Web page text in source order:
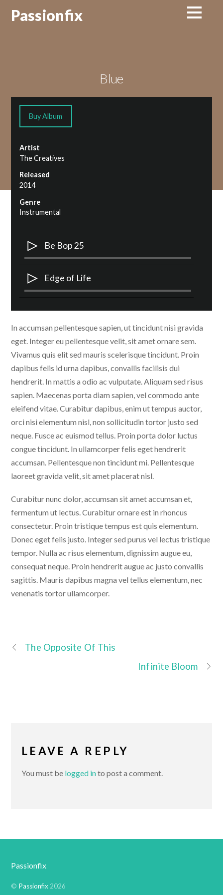
Passionfix
Blue
Buy Album
Artist
The Creatives
Released
2014
Genre
Instrumental
Be Bop 25
Player
Edge of Life
Player
In accumsan pellentesque sapien, ut tincidunt nisi gravida
eget. Integer eu pellentesque velit, sit amet ornare sem.
Vivamus quis elit sed mauris scelerisque tincidunt. Proin
dapibus felis id urna dapibus, convallis facilisis dui
hendrerit. In mattis a odio ac vulputate. Aliquam sed risus
sapien. Maecenas porta diam sapien, vel commodo ante
eleifend vitae. Curabitur dapibus, enim ut tempus auctor,
orci nisi elementum nisl, non sollicitudin tortor justo sed
neque. Fusce ac euismod tellus. Proin porta dolor luctus
congue tincidunt. In ullamcorper felis eget hendrerit
accumsan. Pellentesque non tincidunt mi. Pellentesque
laoreet gravida velit, sit amet placerat nisl.
Curabitur nunc dolor, accumsan sit amet accumsan et,
fermentum ut lectus. Curabitur ornare est in rhoncus
consectetur. Proin tristique tempus est quis elementum.
Donec eget felis justo. Integer sed purus vel lectus tristique
tempor. Nulla ac risus elementum, dignissim augue eu,
consequat neque. Proin hendrerit augue ac justo convallis
sagittis. Mauris dapibus magna vel tellus elementum, nec
venenatis tortor ullamcorper.
The Opposite Of This
Infinite Bloom
LEAVE A REPLY
You must be logged into post a comment.
Passionfix
© Passionfix2026